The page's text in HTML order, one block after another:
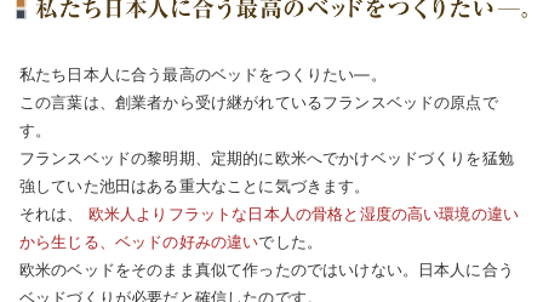
私たち日本人に合う最高のベッドをつくりたい―。
この言葉は、創業者から受け継がれているフランスベッドの原点で
す。
フランスベッドの黎明期、定期的に欧米へでかけベッドづくりを猛勉
強していた池田はある重大なことに気づきます。
それは、 欧米人よりフラットな日本人の骨格と湿度の高い環境の違い
から生じる、ベッドの好みの違いでした。
欧米のベッドをそのまま真似て作ったのではいけない。日本人に合う
ベッドづくりが必要だと確信したのです。